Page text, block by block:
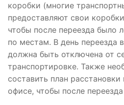
коробки (многие
предоставляют свои
чтобы после переезда было
по местам. В день переезда
должна быть отключена от
транспортировке. Также
составить план
офисе, чтобы после